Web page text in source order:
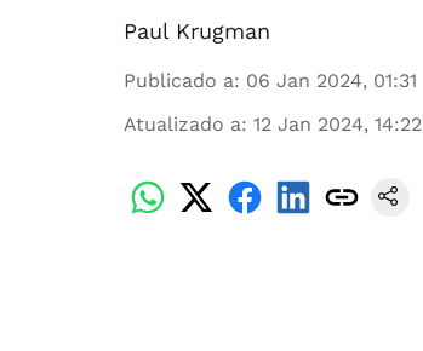
Paul Krugman
Publicado a: 06 Jan 2024, 01:31
Atualizado a: 12 Jan 2024, 14:22